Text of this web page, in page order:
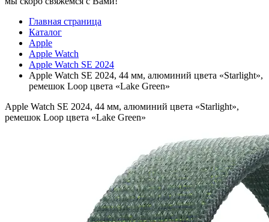
Главная страница
Каталог
Apple
Apple Watch
Apple Watch SE 2024
Apple Watch SE 2024, 44 мм, алюминий цвета «Starlight»,
ремешок Loop цвета «Lake Green»
Apple Watch SE 2024, 44 мм, алюминий цвета «Starlight»,
ремешок Loop цвета «Lake Green»